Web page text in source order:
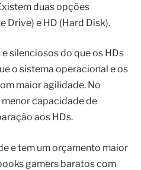
duas opções
Drive) e HD (Hard Disk).
silenciosos do que os HDs
o sistema operacional e os
maior agilidade. No
capacidade de
aos HDs.
e tem um orçamento maior
gamers baratos com